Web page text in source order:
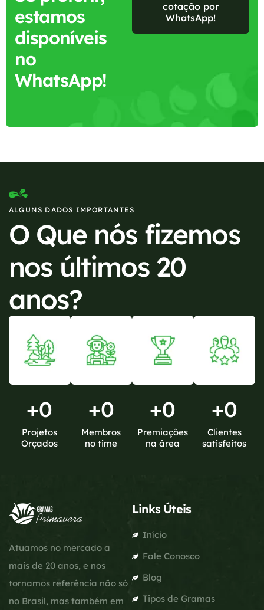
estamos
disponíveis
no
WhatsApp!
cotação por
WhatsApp!
ALGUNS DADOS IMPORTANTES
O Que nós fizemos
nos últimos 20
anos?
+0
Projetos
Orçados
+0
Membros
no time
+0
Premiações
na área
+0
Clientes
satisfeitos
Atuamos no mercado a
mais de 20 anos, e nos
tornamos referência não só
no Brasil, mas também em
Links Úteis
Início
Fale Conosco
Blog
Tipos de Gramas